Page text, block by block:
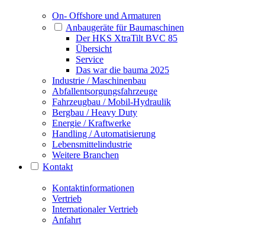
On- Offshore und Armaturen
Anbaugeräte für Baumaschinen
Der HKS XtraTilt BVC 85
Übersicht
Service
Das war die bauma 2025
Industrie / Maschinenbau
Abfallentsorgungsfahrzeuge
Fahrzeugbau / Mobil-Hydraulik
Bergbau / Heavy Duty
Energie / Kraftwerke
Handling / Automatisierung
Lebensmittelindustrie
Weitere Branchen
Kontakt
Kontaktinformationen
Vertrieb
Internationaler Vertrieb
Anfahrt